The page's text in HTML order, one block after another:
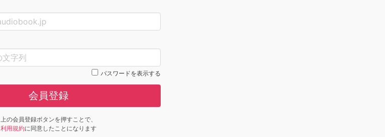
パスワードを表示する
会員登録
上の会員登録ボタンを押すことで、
利用規約に同意したことになります